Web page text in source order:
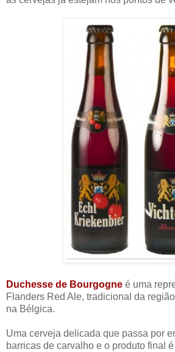
Duchesse de Bourgogne é uma
Flanders Red Ale, tradicional da
na Bélgica.
Uma cerveja delicada que passa por
barricas de carvalho e o produto final